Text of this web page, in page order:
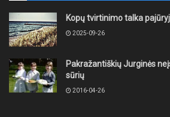
Kopų tvirtinimo talka
2025-09-26
Pakražantiškių Jurginės
sūrių
2016-04-26